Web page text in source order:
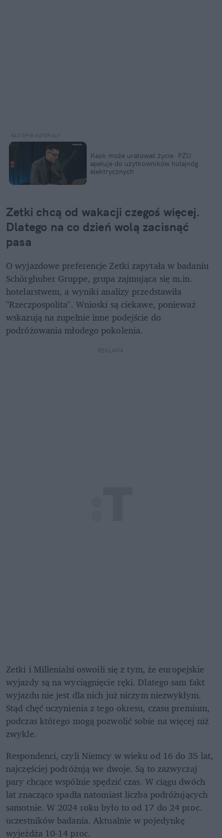
Kask może uratować życie. PZU
apeluje do użytkowników hulajnóg
elektrycznych
Zetki chcą od wakacji czegoś więcej.
Dlatego na co dzień wolą zacisnąć
pasa
O wyjazdowe preferencje Zetki zapytała w badaniu
Schörghuber Gruppe, grupa zajmująca się m.in.
hotelarstwem, a wyniki analizy przedstawiła
"Rzeczpospolita". Wnioski są ciekawe, ponieważ
wskazują na zupełnie inne podejście do
podróżowania młodego pokolenia.
REKLAMA
Zetki i Millenialsi oswoili się z tym, że europejskie
wyjazdy są na wyciągnięcie ręki. Dlatego sam fakt
wyjazdu nie jest dla nich już niczym niezwykłym.
Stąd chęć uczynienia z tego okresu, czasu premium,
podczas którego mogą pozwolić sobie na więcej niż
zwykle.
Respondenci, czyli Niemcy w wieku od 16 do 35 lat,
najczęściej podróżują we dwoje. Są to zazwyczaj
pary chcące wspólnie spędzić czas. W ciągu dwóch
lat znacząco spadła natomiast liczba podróżujących
samotnie. W 2024 roku było to od 17 do 24 proc.
uczestników badania. Aktualnie w pojedynkę
wyjeżdża 10-14 proc.